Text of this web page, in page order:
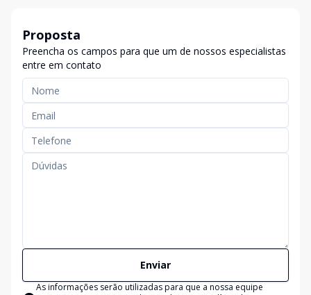
Proposta
Preencha os campos para que um de nossos especialistas
entre em contato
Enviar
As informações serão utilizadas para que a nossa equipe